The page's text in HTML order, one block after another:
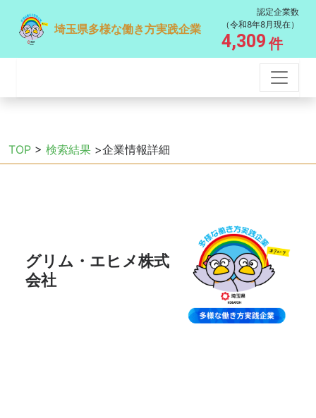
埼玉県多様な働き方実践企業
認定企業数
（令和8年8月現在）
4,309 件
TOP > 検索結果 >企業情報詳細
グリム・エヒメ株式
会社